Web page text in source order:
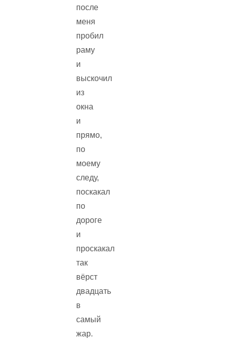
после
меня
пробил
раму
и
выскочил
из
окна
и
прямо,
по
моему
следу,
поскакал
по
дороге
и
проскакал
так
вёрст
двадцать
в
самый
жар.